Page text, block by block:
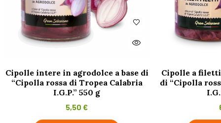
Cipolle intere in agrodolce a base di
“Cipolla rossa di Tropea Calabria
I.G.P.” 550 g
5,50 €
Cipolle a filetti
di “Cipolla